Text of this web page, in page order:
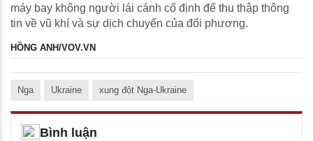
máy bay không người lái cánh cố định để thu thập thông
tin về vũ khí và sự dịch chuyển của đối phương.
HỒNG ANH/VOV.VN
Nga Ukraine xung đột Nga-Ukraine
Bình luận